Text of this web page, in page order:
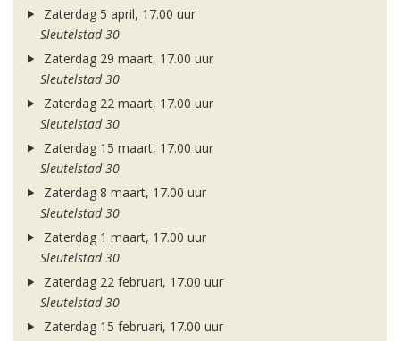
Zaterdag 5 april, 17.00 uur
Sleutelstad 30
Zaterdag 29 maart, 17.00 uur
Sleutelstad 30
Zaterdag 22 maart, 17.00 uur
Sleutelstad 30
Zaterdag 15 maart, 17.00 uur
Sleutelstad 30
Zaterdag 8 maart, 17.00 uur
Sleutelstad 30
Zaterdag 1 maart, 17.00 uur
Sleutelstad 30
Zaterdag 22 februari, 17.00 uur
Sleutelstad 30
Zaterdag 15 februari, 17.00 uur